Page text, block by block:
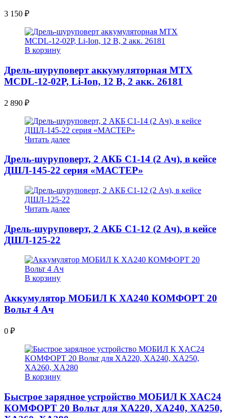
3 150 ₽
В корзину
Дрель-шуруповерт аккумуляторная MTX
MCDL-12-02P, Li-Ion, 12 В, 2 акк. 26181
2 890 ₽
Читать далее
Дрель-шуруповерт, 2 АКБ С1-14 (2 Ач), в кейсе
ДШЛ-145-22 серия «МАСТЕР»
Читать далее
Дрель-шуруповерт, 2 АКБ С1-12 (2 Ач), в кейсе
ДШЛ-125-22
В корзину
Аккумулятор МОБИЛ К XA240 КОМФОРТ 20
Вольт 4 Ач
0 ₽
В корзину
Быстрое зарядное устройство МОБИЛ К XAC24
КОМФОРТ 20 Вольт для XA220, XA240, XA250,